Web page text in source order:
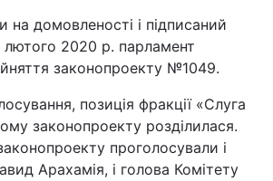
домовленості і підписаний
2020 р. парламент
законопроекту №1049.
позиція фракції «Слуга
законопроекту розділилася.
проголосували і
Арахамія, і голова Комітету